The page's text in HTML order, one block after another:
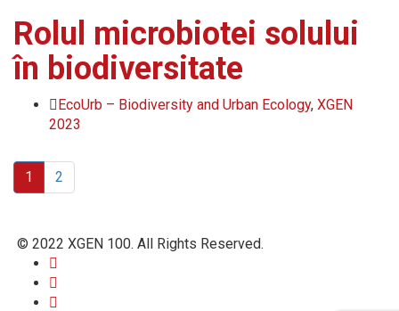
Rolul microbiotei solului
în biodiversitate
EcoUrb – Biodiversity and Urban Ecology, XGEN
2023
1 2
© 2022 XGEN 100. All Rights Reserved.